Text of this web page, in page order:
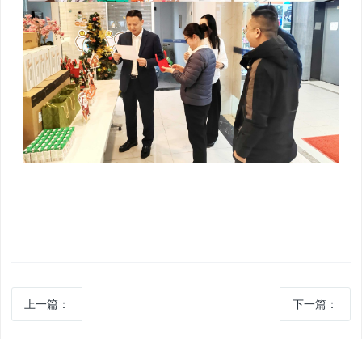
上一篇： 下一篇：